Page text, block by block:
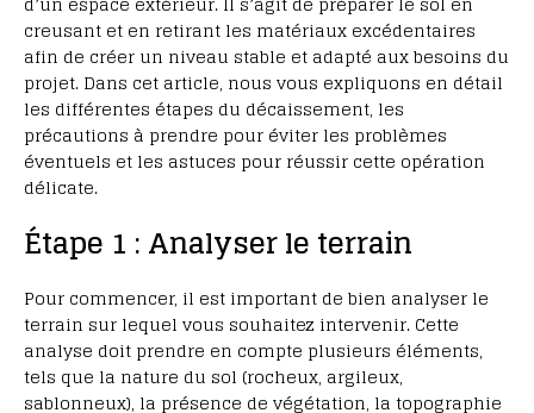
creusant et en retirant les matériaux excédentaires
afin de créer un niveau stable et adapté aux besoins du
projet. Dans cet article, nous vous expliquons en détail
les différentes étapes du décaissement, les
précautions à prendre pour éviter les problèmes
éventuels et les astuces pour réussir cette opération
délicate.
Étape 1 : Analyser le terrain
Pour commencer, il est important de bien analyser le
terrain sur lequel vous souhaitez intervenir. Cette
analyse doit prendre en compte plusieurs éléments,
tels que la nature du sol (rocheux, argileux,
sablonneux), la présence de végétation, la topographie